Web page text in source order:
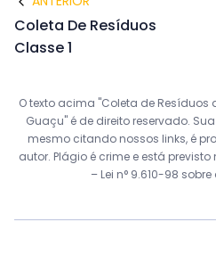
Coleta De Resíduos
Classe 1
O texto acima "Coleta de
Guaçu" é de direito reservado.
mesmo citando nossos links, é
autor. Plágio é crime e está
– Lei n° 9.610-98